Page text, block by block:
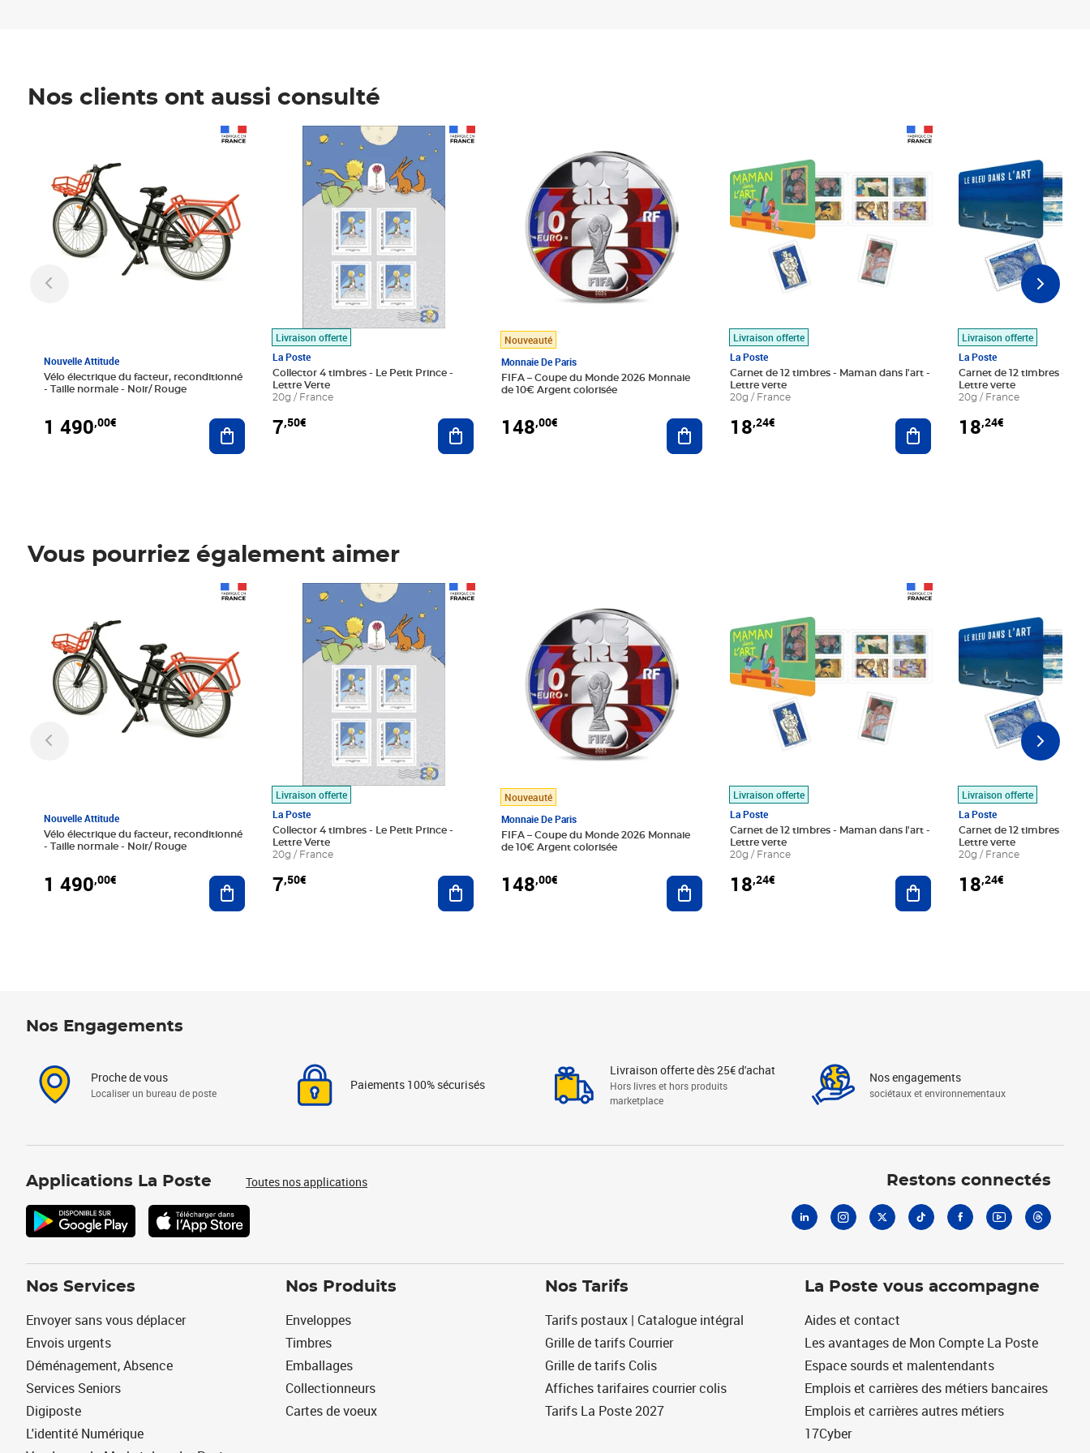
Nos clients ont aussi consulté
Nouvelle Attitude
Vélo électrique du facteur, reconditionné
- Taille normale - Noir/ Rouge
1 490,00€ Ajouter au panier
Livraison offerte
La Poste
Collector 4 timbres - Le Petit Prince -
Lettre Verte
20g / France
7,50€
Prix 7,50€
Ajouter au panier
Nouveauté
Monnaie De Paris
FIFA – Coupe du Monde 2026 Monnaie
de 10€ Argent colorisée
148,00€ Ajouter au panier
Livraison offerte
La Poste
Carnet de 12 timbres - Maman dans l'art -
Lettre verte
20g / France
18,24€ Ajouter au panier
Livraison offerte
La Poste
Carnet de 12 timbres - Le
Lettre verte
20g / France
18,24€
Vous pourriez également aimer
Nouvelle Attitude
Vélo électrique du facteur, reconditionné
- Taille normale - Noir/ Rouge
1 490,00€ Ajouter au panier
Livraison offerte
La Poste
Collector 4 timbres - Le Petit Prince -
Lettre Verte
20g / France
7,50€
Prix 7,50€
Ajouter au panier
Nouveauté
Monnaie De Paris
FIFA – Coupe du Monde 2026 Monnaie
de 10€ Argent colorisée
148,00€ Ajouter au panier
Livraison offerte
La Poste
Carnet de 12 timbres - Maman dans l'art -
Lettre verte
20g / France
18,24€ Ajouter au panier
Livraison offerte
La Poste
Carnet de 12 timbres - Le
Lettre verte
20g / France
18,24€
Nos Engagements
Proche de vous
Localiser un bureau de poste
Paiements 100% sécurisés
Livraison offerte dès 25€ d'achat
Hors livres et hors produits
marketplace
Nos engagements
sociétaux et environnementaux
Applications La Poste Toutes nos applications Restons connectés
Nos Services
Envoyer sans vous déplacer
Envois urgents
Déménagement, Absence
Services Seniors
Digiposte
L'identité Numérique
Nos Produits
Enveloppes
Timbres
Emballages
Collectionneurs
Cartes de voeux
Nos Tarifs
Tarifs postaux | Catalogue intégral
Grille de tarifs Courrier
Grille de tarifs Colis
Affiches tarifaires courrier colis
Tarifs La Poste 2027
La Poste vous accompagne
Aides et contact
Les avantages de Mon Compte La Poste
Espace sourds et malentendants
Emplois et carrières des métiers bancaires
Emplois et carrières autres métiers
17Cyber